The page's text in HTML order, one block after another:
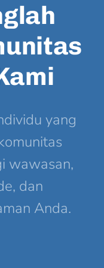
yang
wawasan,
dan
Anda.